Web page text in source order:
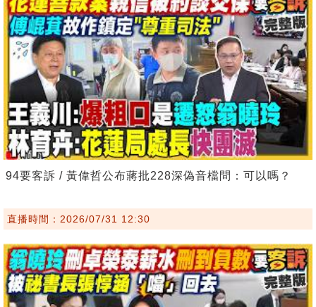
94要客訴 / 黃偉哲公布蔣批228深偽音檔問：可以嗎？
直播時間：2026/07/31 12:30